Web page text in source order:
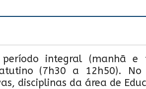
integral (manhã e
(7h30 a 12h50).
disciplinas da área de